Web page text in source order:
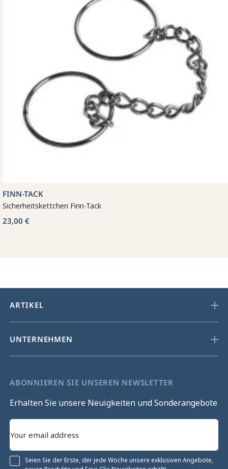
FINN-TACK
Sicherheitskettchen Finn-Tack
23,00 €
ARTIKEL
UNTERNEHMEN
ABONNIEREN SIE UNSEREN NEWSLETTER
Erhalten Sie unsere Neuigkeiten und Sonderangebote
Seien Sie der Erste, der jede Woche unsere exklusiven Angebote,